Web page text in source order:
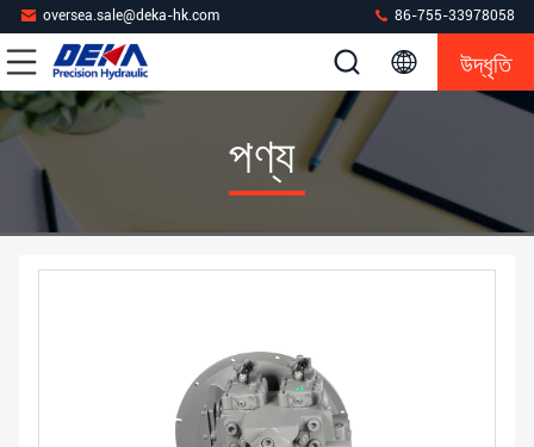
oversea.sale@deka-hk.com 86-755-33978058
উদ্ধৃতি
পণ্য